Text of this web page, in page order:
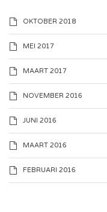
OKTOBER 2018
MEI 2017
MAART 2017
NOVEMBER 2016
JUNI 2016
MAART 2016
FEBRUARI 2016